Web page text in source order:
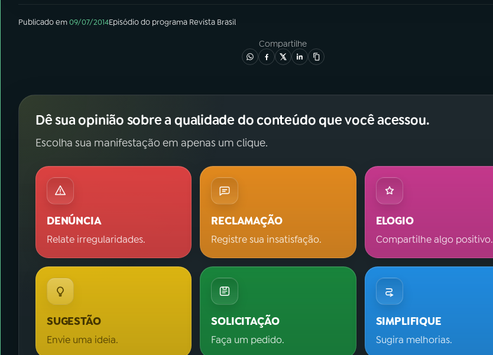
Publicado em09/07/2014Episódiodo programa Revista Brasil
Compartilhe
Dê sua opinião sobre a qualidade do conteúdo que você acessou.
Escolha sua manifestação em apenas um clique.
DENÚNCIA
Relate irregularidades.
RECLAMAÇÃO
Registre sua insatisfação.
ELOGIO
Compartilhe algo positivo.
SUGESTÃO
Envie uma ideia.
SOLICITAÇÃO
Faça um pedido.
SIMPLIFIQUE
Sugira melhorias.